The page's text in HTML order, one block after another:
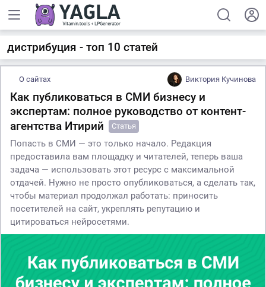
дистрибуция - топ 10 статей
О сайтах Виктория Кучинова
Как публиковаться в СМИ бизнесу и
экспертам: полное руководство от контент-
агентства Итирий
Статья
Попасть в СМИ — это только начало. Редакция
предоставила вам площадку и читателей, теперь ваша
задача — использовать этот ресурс с максимальной
отдачей. Нужно не просто опубликоваться, а сделать так,
чтобы материал продолжал работать: приносить
посетителей на сайт, укреплять репутацию и
цитироваться нейросетями.